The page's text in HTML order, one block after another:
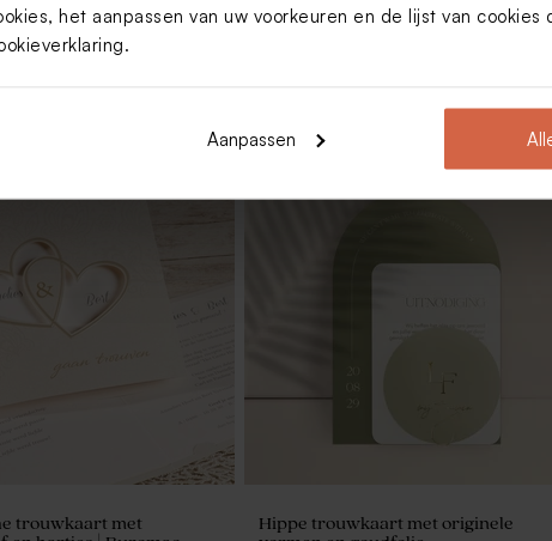
het aanpassen van uw voorkeuren en de lijst van
.
Aanpassen
witte lolly met blauwe
Ambachtelijke blauwe lolly met
trouwkaart met
Hippe trouwkaart met originele